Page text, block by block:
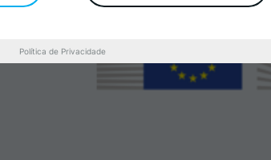
Política de Privacidade